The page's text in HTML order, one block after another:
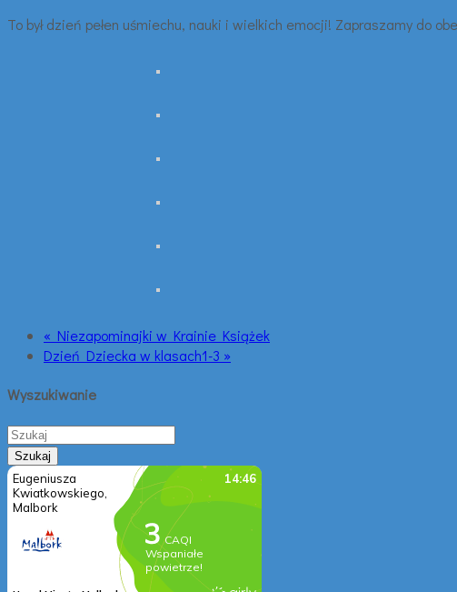
To był dzień pełen uśmiechu, nauki i wielkich emocji! Zapraszamy do
« Niezapominajki w Krainie Książek
Dzień Dziecka w klasach1-3 »
Wyszukiwanie